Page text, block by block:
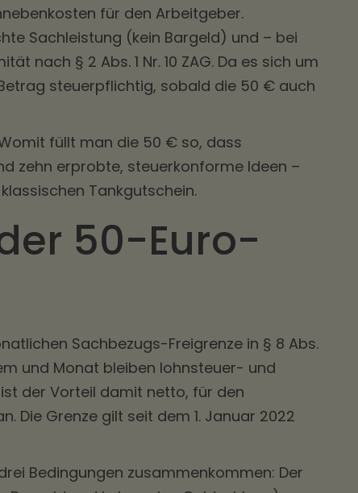
für den Arbeitgeber.
Sachleistung (kein Bargeld) und – bei
nach § 2 Abs. 1 Nr. 10 ZAG. Da es sich um
steuerpflichtig, sobald die 50 € auch
füllt man die 50 € so, dass
zehn erprobte, steuerkonforme Ideen –
Tankgutschein.
50-Euro-
Sachbezugs-Freigrenze in § 8 Abs.
und Monat bleiben lohnsteuer- und
der Vorteil damit netto, für den
Die Grenze gilt seit dem 1. Januar 2022
Bedingungen zusammenkommen: Der